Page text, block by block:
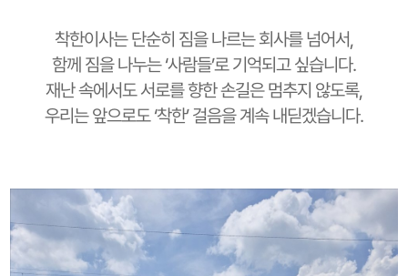
착한이사는 단순히 짐을 나르는 회사를 넘어서,
함께 짐을 나누는 ‘사람들’로 기억되고 싶습니다.
재난 속에서도 서로를 향한 손길은 멈추지 않도록,
우리는 앞으로도 ‘착한’ 걸음을 계속 내딛겠습니다.